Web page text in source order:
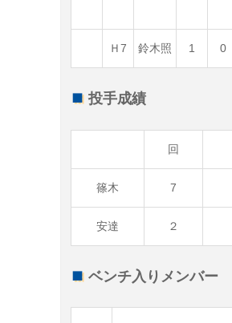
Ｈ7 鈴木照 1 0
投手成績
回
篠木 7
安達 ２
ベンチ入りメンバー